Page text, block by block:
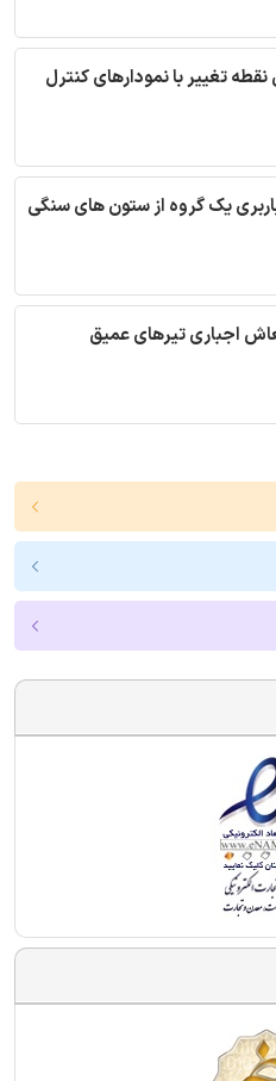
تغییر با نمودارهای کنترل
یک گروه از ستون های سنگی
اجباری تیرهای عمیق